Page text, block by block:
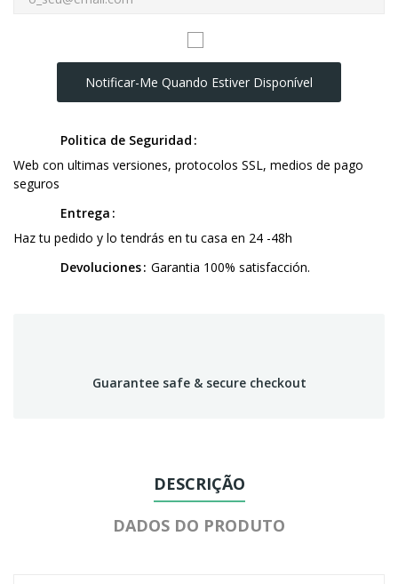
Notificar-Me Quando Estiver Disponível
Politica de Seguridad
Web con ultimas versiones, protocolos SSL, medios de pago
seguros
Entrega
Haz tu pedido y lo tendrás en tu casa en 24 -48h
Devoluciones Garantia 100% satisfacción.
Guarantee safe & secure checkout
DESCRIÇÃO
DADOS DO PRODUTO